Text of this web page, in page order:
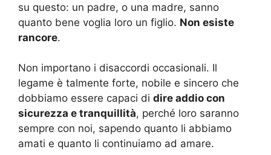
su questo: un padre, o una madre, sanno
quanto bene voglia loro un figlio. Non esiste
rancore.
Non importano i disaccordi occasionali. Il
legame è talmente forte, nobile e sincero che
dobbiamo essere capaci di dire addio con
sicurezza e tranquillità, perché loro saranno
sempre con noi, sapendo quanto li abbiamo
amati e quanto li continuiamo ad amare.